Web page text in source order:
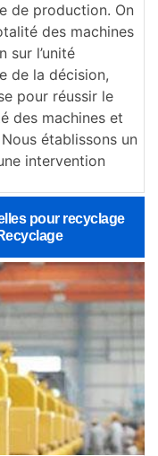
de production. On
des machines
sur l’unité
de la décision,
pour réussir le
des machines et
établissons un
intervention
pour recyclage